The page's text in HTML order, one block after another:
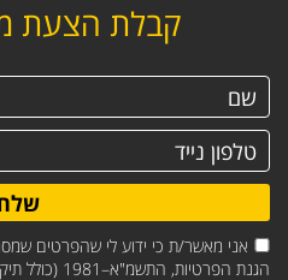
קבלת הצעת
אני מאשר/ת כי ידוע לי שהפרטים
הגנת הפרטיות, התשמ"א–1981 (כולל תיקון 13), ובהתאם ל